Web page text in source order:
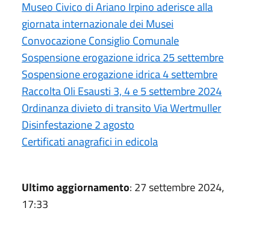
Museo Civico di Ariano Irpino aderisce alla
giornata internazionale dei Musei
Convocazione Consiglio Comunale
Sospensione erogazione idrica 25 settembre
Sospensione erogazione idrica 4 settembre
Raccolta Oli Esausti 3, 4 e 5 settembre 2024
Ordinanza divieto di transito Via Wertmuller
Disinfestazione 2 agosto
Certificati anagrafici in edicola
Ultimo aggiornamento: 27 settembre 2024,
17:33